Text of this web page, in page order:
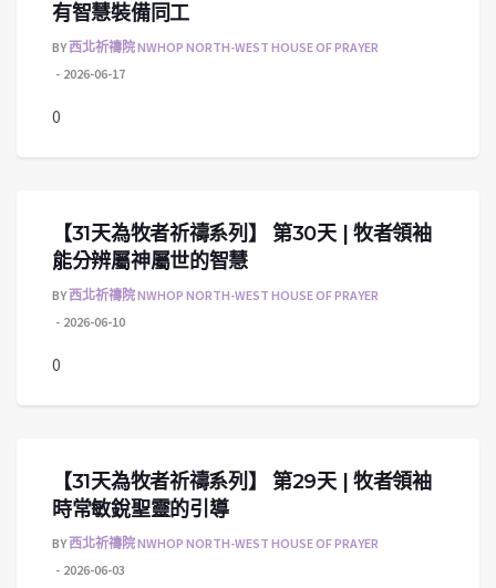
有智慧裝備同工
BY西北祈禱院 NWHOP NORTH-WEST HOUSE OF PRAYER
2026-06-17
0
【31天為牧者祈禱系列】 第30天 | 牧者領袖
能分辨屬神屬世的智慧
BY西北祈禱院 NWHOP NORTH-WEST HOUSE OF PRAYER
2026-06-10
0
【31天為牧者祈禱系列】 第29天 | 牧者領袖
時常敏銳聖靈的引導
BY西北祈禱院 NWHOP NORTH-WEST HOUSE OF PRAYER
2026-06-03